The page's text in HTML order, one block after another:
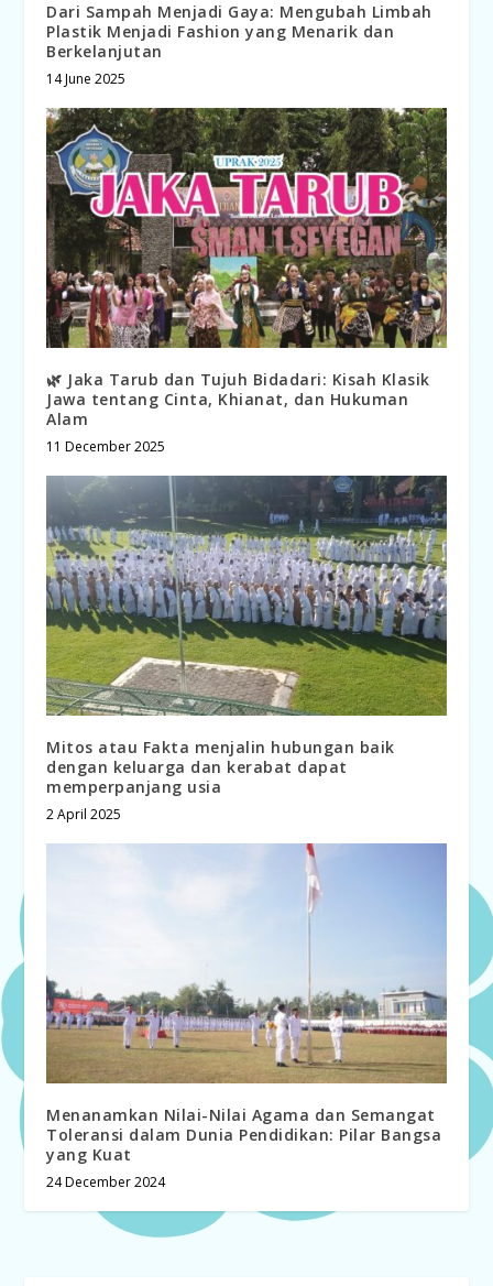
Dari Sampah Menjadi Gaya: Mengubah Limbah
Plastik Menjadi Fashion yang Menarik dan
Berkelanjutan
14 June 2025
🌿 Jaka Tarub dan Tujuh Bidadari: Kisah Klasik
Jawa tentang Cinta, Khianat, dan Hukuman
Alam
11 December 2025
Mitos atau Fakta menjalin hubungan baik
dengan keluarga dan kerabat dapat
memperpanjang usia
2 April 2025
Menanamkan Nilai-Nilai Agama dan Semangat
Toleransi dalam Dunia Pendidikan: Pilar Bangsa
yang Kuat
24 December 2024